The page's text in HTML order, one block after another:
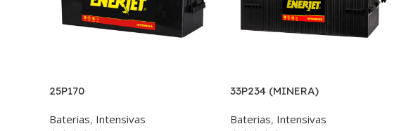
25P170
Baterias, Intensivas
33P234 (MINERA)
Baterias, Intensivas